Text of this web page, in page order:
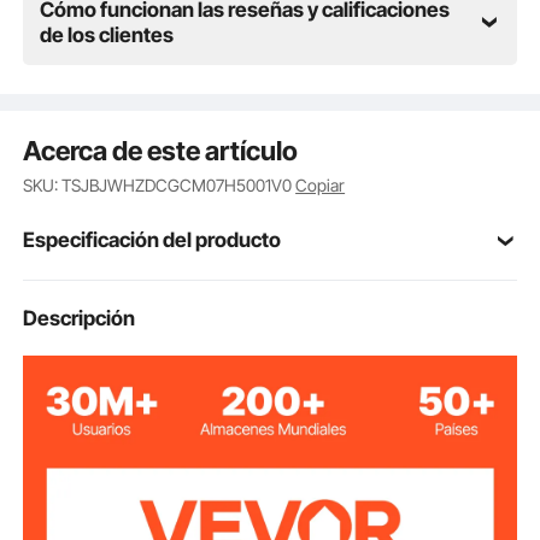
Cómo funcionan las reseñas y calificaciones
de los clientes
Acerca de este artículo
SKU: TSJBJWHZDCGCM07H5001V0Copiar
Especificación del producto
Número de
modelo
Longitud máxima
de corte
2,76 pulgadas/70 mm
Espesor máximo
Descripción